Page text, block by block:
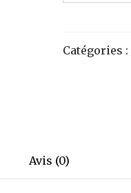
-
Catégories :
Avis (0)